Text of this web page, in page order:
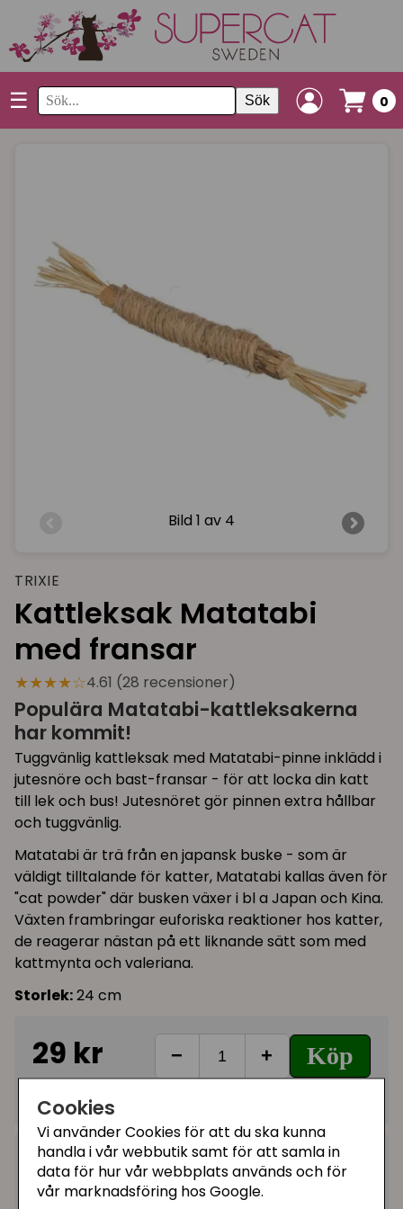
Cookies
Vi använder Cookies för att du ska kunna
handla i vår webbutik samt för att samla in
data för hur vår webbplats används och för
vår marknadsföring hos Google.
☰ Sök 0
Bild 1 av 4
TRIXIE
Kattleksak Matatabi
med fransar
★★★★☆4.61 (28 recensioner)
Populära Matatabi-kattleksakerna
har kommit!
Tuggvänlig kattleksak med Matatabi-pinne inklädd i
jutesnöre och bast-fransar - för att locka din katt
till lek och bus! Jutesnöret gör pinnen extra hållbar
och tuggvänlig.
Matatabi är trä från en japansk buske - som är
väldigt tilltalande för katter, Matatabi kallas även för
"cat powder" där busken växer i bl a Japan och Kina.
Växten frambringar euforiska reaktioner hos katter,
de reagerar nästan på ett liknande sätt som med
kattmynta och valeriana.
Storlek:24 cm
29 kr − + Köp
I lager, leveranstid 1-3 vardagar
Kategorier:
Matatabi kattleksaker